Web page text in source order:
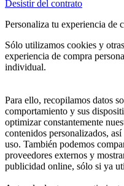
Desistir del contrato
Personaliza tu experiencia de
Sólo utilizamos cookies y
experiencia de compra
individual.
Para ello, recopilamos datos
comportamiento y sus
optimizar constantemente
contenidos personalizados,
uso. También podemos
proveedores externos y
publicidad online, sólo si ya